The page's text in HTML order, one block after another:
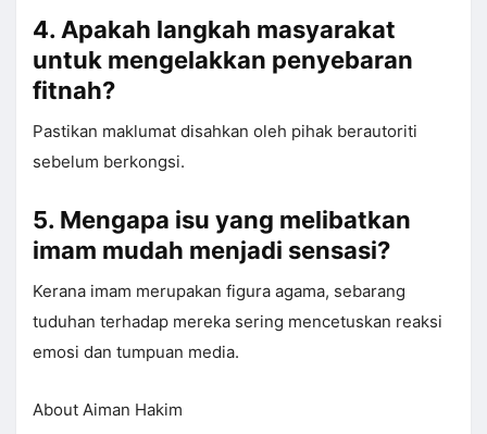
4. Apakah langkah masyarakat
untuk mengelakkan penyebaran
fitnah?
Pastikan maklumat disahkan oleh pihak berautoriti
sebelum berkongsi.
5. Mengapa isu yang melibatkan
imam mudah menjadi sensasi?
Kerana imam merupakan figura agama, sebarang
tuduhan terhadap mereka sering mencetuskan reaksi
emosi dan tumpuan media.
About Aiman Hakim